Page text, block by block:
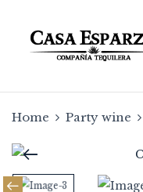
Home Party wine